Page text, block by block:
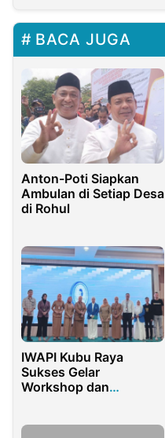
BACA JUGA
Anton-Poti Siapkan
Ambulan di Setiap Desa
di Rohul
IWAPI Kubu Raya
Sukses Gelar
Workshop dan